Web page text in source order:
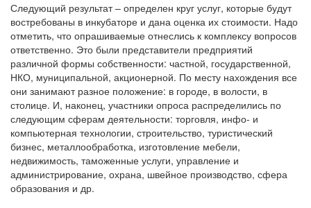
Следующий результат – определен круг услуг, которые будут
востребованы в инкубаторе и дана оценка их стоимости. Надо
отметить, что опрашиваемые отнеслись к комплексу вопросов
ответственно. Это были представители предприятий
различной формы собственности: частной, государственной,
НКО, муниципальной, акционерной. По месту нахождения все
они занимают разное положение: в городе, в волости, в
столице. И, наконец, участники опроса распределились по
следующим сферам деятельности: торговля, инфо- и
компьютерная технологии, строительство, туристический
бизнес, металлообработка, изготовление мебели,
недвижимость, таможенные услуги, управление и
администрирование, охрана, швейное производство, сфера
образования и др.